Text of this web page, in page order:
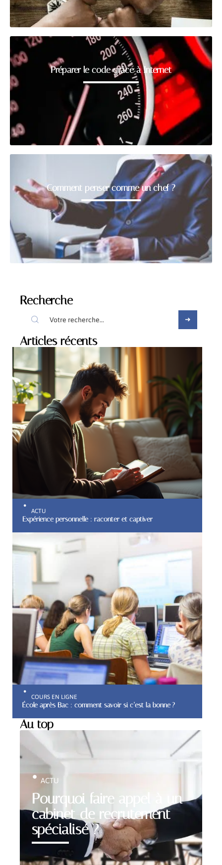
Préparer le code grâce à Internet
Comment penser comme un chef ?
Recherche
Articles récents
ACTU
Expérience personnelle : raconter et captiver
COURS EN LIGNE
École après Bac : comment savoir si c’est la bonne ?
Au top
Pourquoi faire appel à un
cabinet de recrutement
spécialisé ?
ACTU